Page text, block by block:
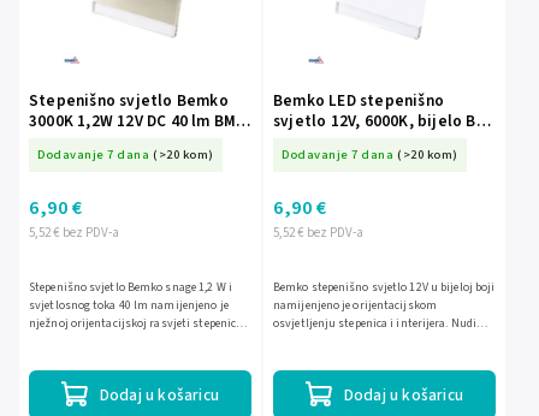
Stepenišno svjetlo Bemko
3000K 1,2W 12V DC 40 lm BM-
Dodavanje 7 dana (>20 kom)
5,52 € bez PDV-a
6,90 €
Dodaj u košaricu
Stepenišno svjetlo Bemko snage 1,2 W i
svjetlosnog toka 40 lm namijenjeno je
nježnoj orijentacijskoj rasvjeti stepenica i
Bemko LED stepenišno
svjetlo 12V, 6000K, bijelo BM-
Dodavanje 7 dana (>20 kom)
5,52 € bez PDV-a
6,90 €
Dodaj u košaricu
Bemko stepenišno svjetlo 12V u bijeloj boji
namijenjeno je orijentacijskom
osvjetljenju stepenica i interijera. Nudi